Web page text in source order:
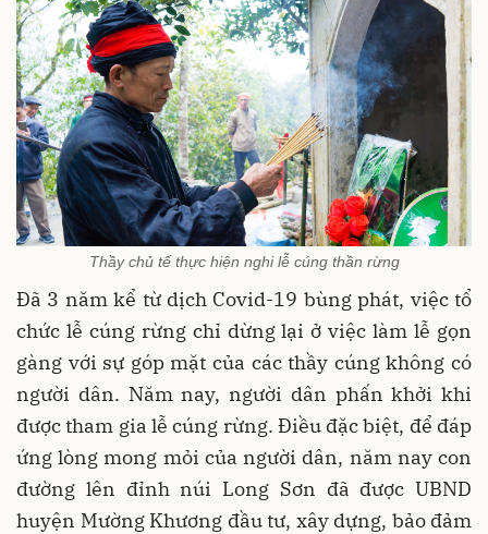
Thầy chủ tế thực hiện nghi lễ cúng thần rừng
Đã 3 năm kể từ dịch Covid-19 bùng phát, việc tổ
chức lễ cúng rừng chỉ dừng lại ở việc làm lễ gọn
gàng với sự góp mặt của các thầy cúng không có
người dân. Năm nay, người dân phấn khởi khi
được tham gia lễ cúng rừng. Điều đặc biệt, để đáp
ứng lòng mong mỏi của người dân, năm nay con
đường lên đỉnh núi Long Sơn đã được UBND
huyện Mường Khương đầu tư, xây dựng, bảo đảm